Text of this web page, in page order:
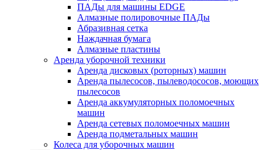
ПАДы для машины EDGE
Алмазные полировочные ПАДы
Абразивная сетка
Наждачная бумага
Алмазные пластины
Аренда уборочной техники
Аренда дисковых (роторных) машин
Аренда пылесосов, пылеводососов, моющих
пылесосов
Аренда аккумуляторных поломоечных
машин
Аренда сетевых поломоечных машин
Аренда подметальных машин
Колеса для уборочных машин